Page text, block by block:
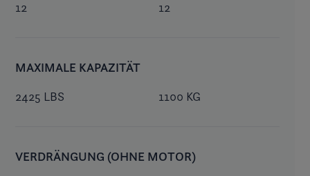
12 12
MAXIMALE KAPAZITÄT
2425 LBS 1100 KG
VERDRÄNGUNG (OHNE MOTOR)